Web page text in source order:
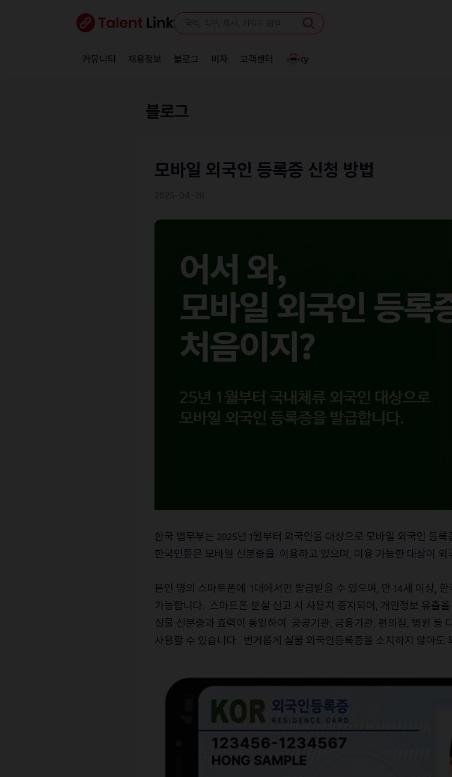
커뮤니티 채용정보 블로그 비자 고객센터 Linky
블로그
모바일 외국인 등록증 신청 방법
한국 법무부는 2025년 1월부터 외국인을 대상으로 모바일 외국인 등록
한국인들은 모바일 신분증을 이용하고 있으며 , 이용 가능한 대상이 외
본인 명의 스마트폰에 1대에서만 발급받을 수 있으며 , 만 14세 이상, 한
가능합니다. 스마트폰 분실 신고 시 사용지 중지되어 , 개인정보 유출을
실물 신분증과 효력이 동일하여 공공기관, 금융기관, 편의점 , 병원 등
사용할 수 있습니다. 번거롭게 실물 외국인등록증을 소지하지 않아도